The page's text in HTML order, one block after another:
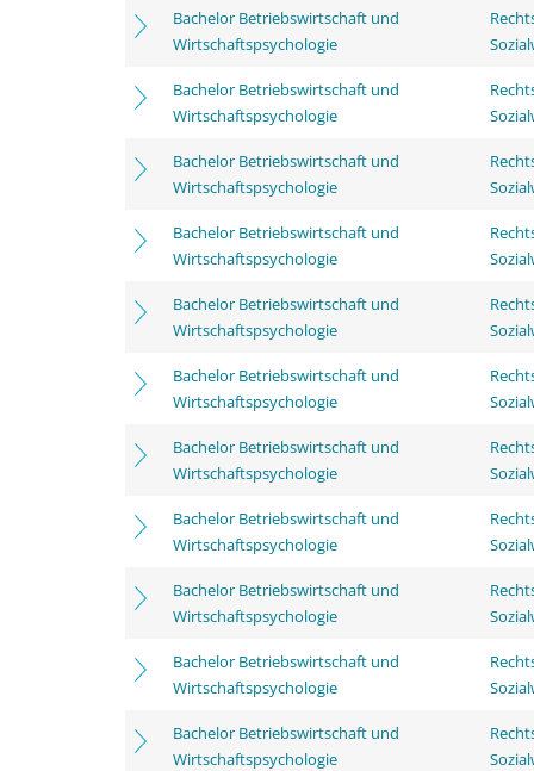
Bachelor Betriebswirtschaft und
Wirtschaftspsychologie
Bachelor Betriebswirtschaft und
Wirtschaftspsychologie
Bachelor Betriebswirtschaft und
Wirtschaftspsychologie
Bachelor Betriebswirtschaft und
Wirtschaftspsychologie
Bachelor Betriebswirtschaft und
Wirtschaftspsychologie
Bachelor Betriebswirtschaft und
Wirtschaftspsychologie
Bachelor Betriebswirtschaft und
Wirtschaftspsychologie
Bachelor Betriebswirtschaft und
Wirtschaftspsychologie
Bachelor Betriebswirtschaft und
Wirtschaftspsychologie
Bachelor Betriebswirtschaft und
Wirtschaftspsychologie
Bachelor Betriebswirtschaft und
Wirtschaftspsychologie